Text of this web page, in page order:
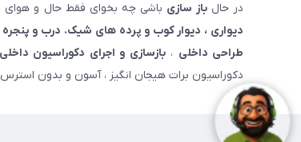
در حالباز سازی باشی چه بخوای فقط حال و هوای
دیواری ، دیوار کوب و پرده های شیک. درب و
طراحی داخلی ،بازسازی و اجرای دکوراسیون داخلی
دکوراسیون برات هیجان انگیز ، آسون و بدون